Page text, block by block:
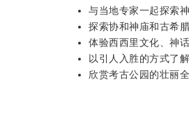
与当地专家一起探索
探索协和神庙和古希
体验西西里文化、神
以引人入胜的方式了
欣赏考古公园的壮丽